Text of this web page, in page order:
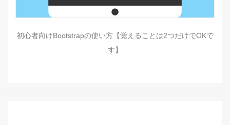
初心者向けBootstrapの使い方【覚えることは2つだけでOKで
す】